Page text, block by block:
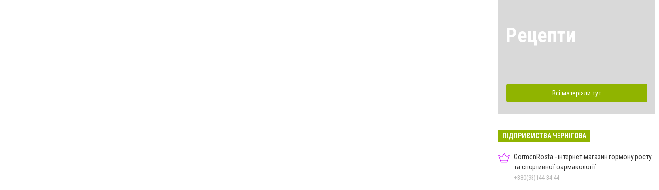
Рецепти
Всі матеріали тут
ПІДПРИЄМСТВА ЧЕРНІГОВА
GormonRosta - інтернет-магазин гормону росту
та спортивної фармакології
+380(93)144-34-44